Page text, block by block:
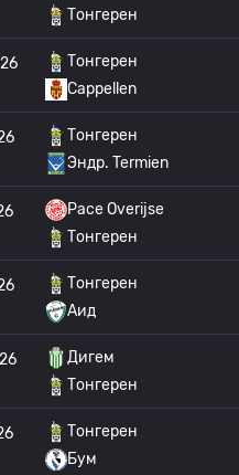
Тонгерен
Тонгерен
Cappellen
Тонгерен
Эндр. Termien
Pace Overijse
Тонгерен
Тонгерен
Аид
Дигем
Тонгерен
Тонгерен
Бум